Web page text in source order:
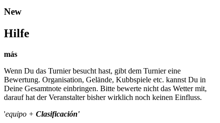
New
Hilfe
más
Wenn Du das Turnier besucht hast, gibt dem Turnier eine
Bewertung. Organisation, Gelände, Kubbspiele etc. kannst Du in
Deine Gesamtnote einbringen. Bitte bewerte nicht das Wetter mit,
darauf hat der Veranstalter bisher wirklich noch keinen Einfluss.
'equipo + Clasificación'